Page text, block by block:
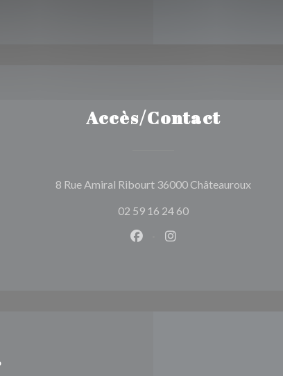
Accès/Contact
8 Rue Amiral Ribourt 36000 Châteauroux
02 59 16 24 60
Facebook ((ouvre une
Instagram ((ouvre